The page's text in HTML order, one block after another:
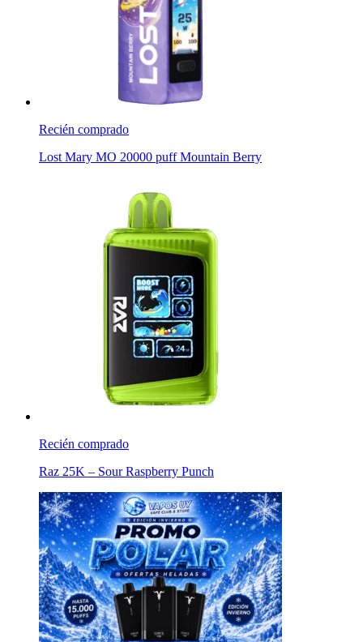
Recién comprado
Lost Mary MO 20000 puff Mountain Berry
Recién comprado
Raz 25K – Sour Raspberry Punch